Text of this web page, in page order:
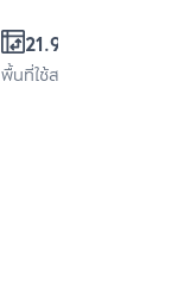
21.99 ตร.ม.
พื้นที่ใช้สอย